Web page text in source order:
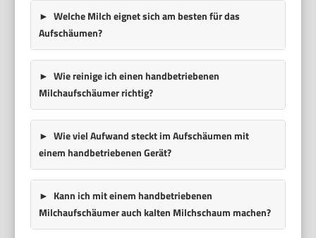
Welche Milch eignet sich am besten für das
Aufschäumen?
Wie reinige ich einen handbetriebenen
Milchaufschäumer richtig?
Wie viel Aufwand steckt im Aufschäumen mit
einem handbetriebenen Gerät?
Kann ich mit einem handbetriebenen
Milchaufschäumer auch kalten Milchschaum machen?